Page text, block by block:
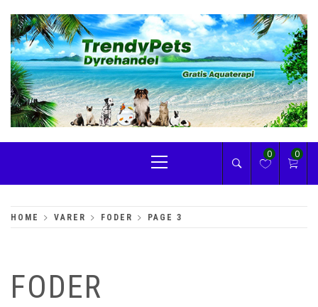
content
TRENDYPETS
Menu
0 0
HOME VARER FODER PAGE 3
FODER